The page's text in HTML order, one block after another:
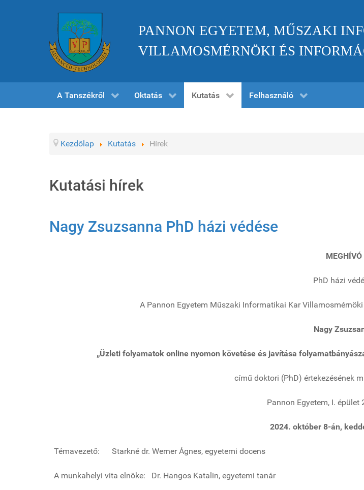
PANNON EGYETEM, MŰSZAKI
VILLAMOSMÉRNÖKI ÉS
A Tanszékről Oktatás Kutatás Felhasználó
Kezdőlap Kutatás Hírek
Kutatási hírek
Nagy Zsuzsanna PhD házi védése
MEGHÍVÓ
PhD házi
A Pannon Egyetem Műszaki Informatikai Kar
Nagy
„Üzleti folyamatok online nyomon követése és javítása
című doktori (PhD) értekezésének
Pannon Egyetem, I. épület
2024. október 8-án,
Témavezető: Starkné dr. Werner Ágnes, egyetemi docens
A munkahelyi vita elnöke: Dr. Hangos Katalin, egyetemi tanár